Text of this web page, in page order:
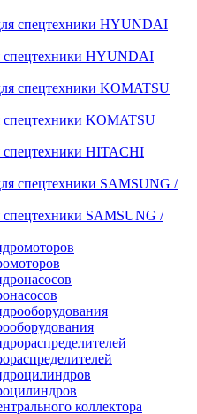
спецтехники HYUNDAI
спецтехники KOMATSU
спецтехники HITACHI
спецтехники SAMSUNG /